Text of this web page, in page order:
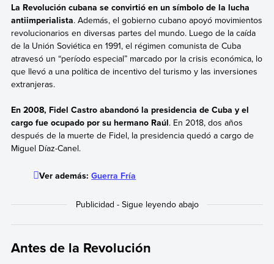
La Revolución cubana se convirtió en un símbolo de la lucha
antiimperialista. Además, el gobierno cubano apoyó movimientos
revolucionarios en diversas partes del mundo. Luego de la caída
de la Unión Soviética en 1991, el régimen comunista de Cuba
atravesó un “período especial” marcado por la crisis económica, lo
que llevó a una política de incentivo del turismo y las inversiones
extranjeras.
En 2008, Fidel Castro abandonó la presidencia de Cuba y el
cargo fue ocupado por su hermano Raúl. En 2018, dos años
después de la muerte de Fidel, la presidencia quedó a cargo de
Miguel Díaz-Canel.
Ver además:Guerra Fría
Antes de la Revolución